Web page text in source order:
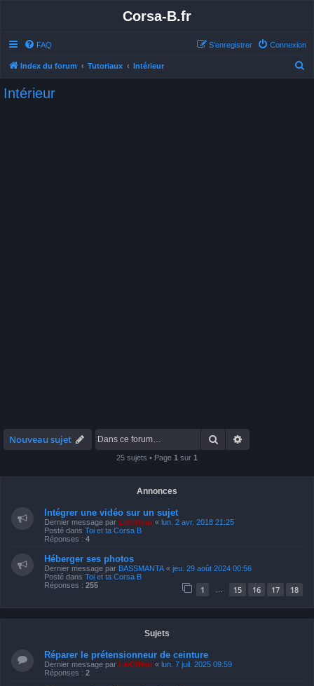
Corsa-B.fr
FAQ Connexion
S’enregistrer
Index du forum Tutoriaux Intérieur
Intérieur
Nouveau sujet Rechercher
25 sujets • Page 1 sur 1
Annonces
Intégrer une vidéo sur un sujet
Dernier message par LeKiffeur « lun. 2 avr. 2018 21:25
Posté dans Toi et ta Corsa B
Réponses : 4
Héberger ses photos
Dernier message par BASSMANTA « jeu. 29 août 2024 00:56
Posté dans Toi et ta Corsa B
Réponses : 255 1 15 16 17 18
Sujets
Réparer le prétensionneur de ceinture
Dernier message par LeKiffeur « lun. 7 juil. 2025 09:59
Réponses : 2